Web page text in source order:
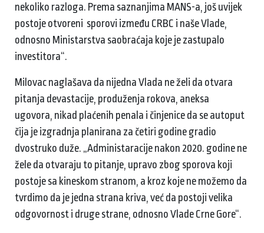
nekoliko razloga. Prema saznanjima MANS-a, još uvijek
postoje otvoreni sporovi između CRBC i naše Vlade,
odnosno Ministarstva saobraćaja koje je zastupalo
investitora“.
Milovac naglašava da nijedna Vlada ne želi da otvara
pitanja devastacije, produženja rokova, aneksa
ugovora, nikad plaćenih penala i činjenice da se autoput
čija je izgradnja planirana za četiri godine gradio
dvostruko duže. „Administaracije nakon 2020. godine ne
žele da otvaraju to pitanje, upravo zbog sporova koji
postoje sa kineskom stranom, a kroz koje ne možemo da
tvrdimo da je jedna strana kriva, već da postoji velika
odgovornost i druge strane, odnosno Vlade Crne Gore“.